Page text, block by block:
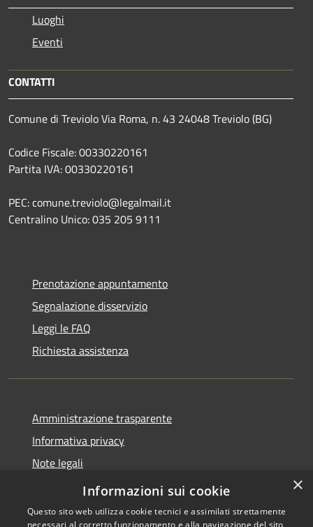
Luoghi
Eventi
CONTATTI
Comune di Treviolo Via Roma, n. 43 24048 Treviolo (BG)
Codice Fiscale: 00330220161
Partita IVA: 00330220161
PEC: comune.treviolo@legalmail.it
Centralino Unico:035 205 9111
Prenotazione appuntamento
Segnalazione disservizio
Leggi le FAQ
Richiesta assistenza
Amministrazione trasparente
Informativa privacy
Note legali
Dichiarazione di accessibilità
×
Informazioni sui cookie
Questo sito web utilizza cookie tecnici e assimilati strettamente
necessari al corretto funzionamento e alla navigazione del sito,